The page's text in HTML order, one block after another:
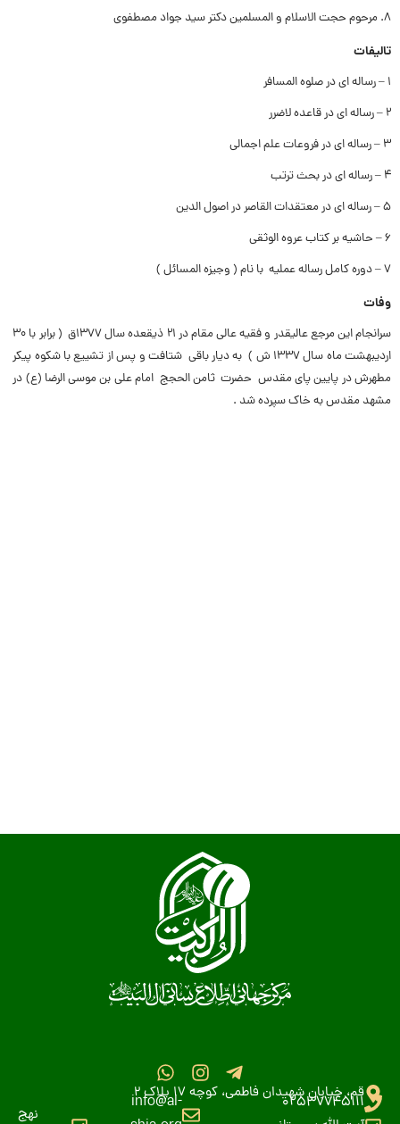
8. مرحوم حجت الاسلام و المسلمین دکتر سید جواد مصطفوى
تالیفات
۱ – رساله اى در صلوه المسافر
۲ – رساله اى در قاعده لاضرر
۳ – رساله اى در فروعات علم اجمالی
۴ – رساله اى در بحث ترتب
۵ – رساله اى در معتقدات القاصر در اصول الدین
۶ – حاشیه بر کتاب عروه الوثقی
۷ – دوره کامل رساله عملیه با نام ( وجیزه المسائل )
وفات
سرانجام این مرجع عالیقدر و فقیه عالى مقام در ۲۱ ذیقعده سال ۱۳۷۷ق ( برابر با ۳۰
اردیبهشت ماه سال ۱۳۳۷ ش ) به دیار باقی شتافت و پس از تشییع با شکوه پیکر
مطهرش در پایین پاى مقدس حضرت ثامن الحجج امام على بن موسى الرضا (ع) در
مشهد مقدس به خاک سپرده شد .
قم، خیابان شهیدان فاطمی، کوچه 17 پلاک 2
02537745111
info@al-
نهج